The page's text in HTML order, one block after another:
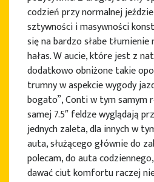
codzień przy normalnej
sztywności i masywności
się na bardzo słabe
hałas. W aucie, które jest z
dodatkowo obniżone takie
trumny w aspekcie wygody
bogato”, Conti w tym samym
samej 7.5″ feldze wyglądają
jednych zaleta, dla innych w
auta, służącego głównie do
polecam, do auta
dawać ciut komfortu raczej